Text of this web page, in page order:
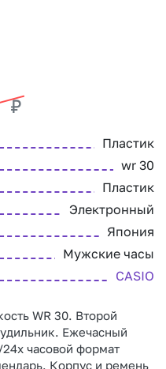
₽
Пластик
wr 30
Пластик
Электронный
Япония
Мужские часы
CASIO
WR 30. Второй
Ежечасный
часовой формат
Корпус и ремень